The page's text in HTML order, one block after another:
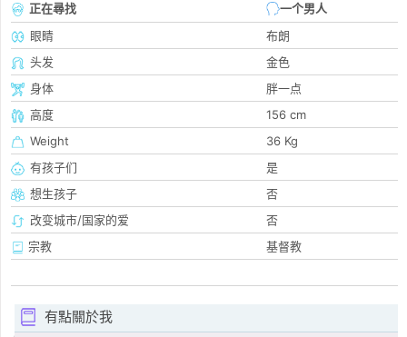
正在尋找
一个男人
眼睛
布朗
头发
金色
身体
胖一点
高度
156 cm
Weight
36 Kg
有孩子们
是
想生孩子
否
改变城市/国家的爱
否
宗教
基督教
有點關於我